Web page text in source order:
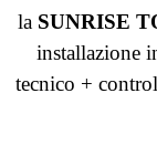
la SUNRISE T
installazione
tecnico +